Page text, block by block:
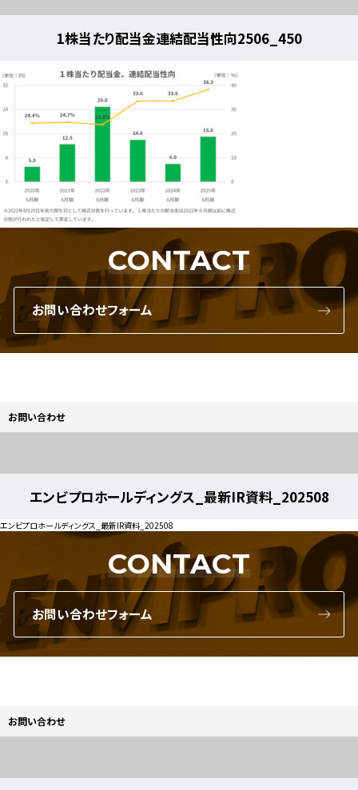
1株当たり配当金連結配当性向2506_450
CONTACT
お問い合わせフォーム
お問い合わせ
エンビプロホールディングス_最新IR資料_202508
エンビプロホールディングス_最新IR資料_202508
CONTACT
お問い合わせフォーム
お問い合わせ